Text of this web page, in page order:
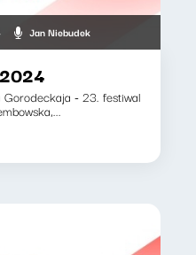
Jan Niebudek
- 23. festiwal